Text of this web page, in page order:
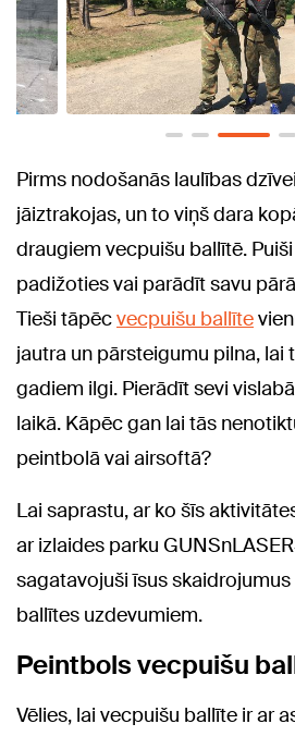
Pirms nodošanās laulības
jāiztrakojas, un to viņš dara
draugiem vecpuišu ballītē.
padižoties vai parādīt savu
Tieši tāpēcvecpuišu ballīte
jautra un pārsteigumu pilna, lai
gadiem ilgi. Pierādīt sevi
laikā. Kāpēc gan lai tās
peintbolā vai airsoftā?
Lai saprastu, ar ko šīs
ar izlaides parku
sagatavojuši īsus
ballītes uzdevumiem.
Peintbols vecpuišu
Vēlies, lai vecpuišu ballīte ir ar